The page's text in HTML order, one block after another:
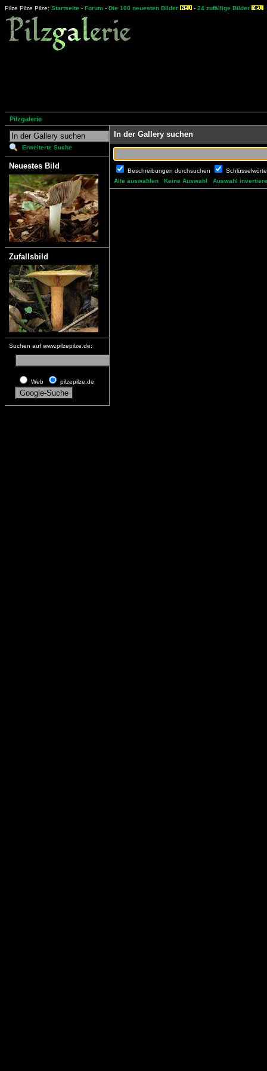
Pilze Pilze Pilze: Startseite - Forum - Die 100 neuesten Bilder - 24 zufällige Bilder
Pilzgalerie
Erweiterte Suche
Neuestes Bild
Zufallsbild
Suchen auf www.pilzepilze.de:
Web pilzepilze.de
In der Gallery suchen
Beschreibungen durchsuchen
Alle auswählen
Keine Auswahl Auswahl